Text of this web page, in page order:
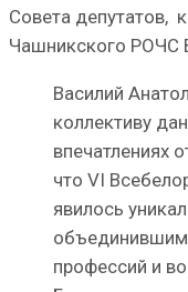
Совета депутатов,
Чашникского РОЧС
Василий
коллективу
впечатлениях
что VI
явилось
профессий и